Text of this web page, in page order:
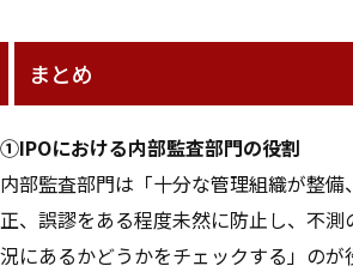
まとめ
①IPOにおける内部監査部門の役割
内部監査部門は「十分な管理組織が整
正、誤謬をある程度未然に防止し、不
況にあるかどうかをチェックする」のが